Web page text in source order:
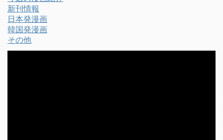
新刊情報
日本発漫画
韓国発漫画
その他